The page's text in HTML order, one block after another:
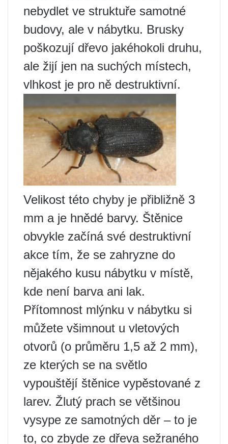
nebydlet ve struktuře samotné
budovy, ale v nábytku. Brusky
poškozují dřevo jakéhokoli druhu,
ale žijí jen na suchých místech,
vlhkost je pro ně destruktivní.
Velikost této chyby je přibližně 3
mm a je hnědé barvy. Štěnice
obvykle začíná své destruktivní
akce tím, že se zahryzne do
nějakého kusu nábytku v místě,
kde není barva ani lak.
Přítomnost mlýnku v nábytku si
můžete všimnout u vletových
otvorů (o průměru 1,5 až 2 mm),
ze kterých se na světlo
vypouštějí štěnice vypěstované z
larev. Žlutý prach se většinou
vysype ze samotných děr – to je
to, co zbyde ze dřeva sežraného